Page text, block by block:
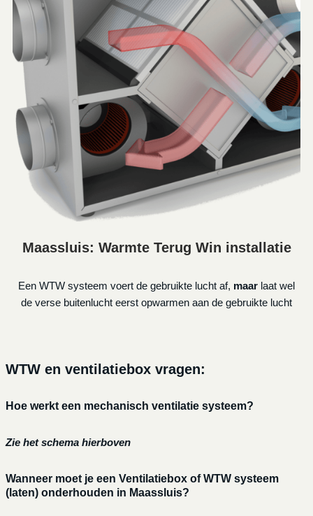
Maassluis: Warmte Terug Win installatie
Een WTW systeem voert de gebruikte lucht af, maar laat wel
de verse buitenlucht eerst opwarmen aan de gebruikte lucht
WTW en ventilatiebox vragen:
Hoe werkt een mechanisch ventilatie systeem?
Zie het schema hierboven
Wanneer moet je een Ventilatiebox of WTW systeem
(laten) onderhouden in Maassluis?